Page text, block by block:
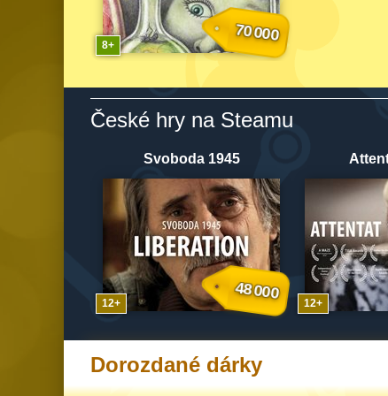
70 000
8
České hry na Steamu
Svoboda 1945
48 000
12 12
Dorozdané dárky